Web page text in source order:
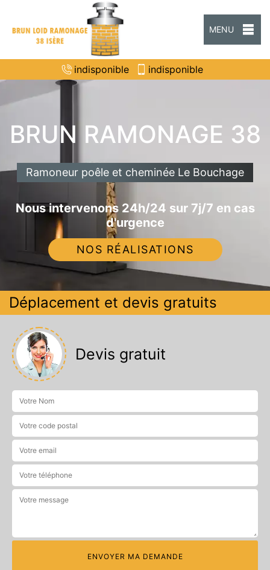
MENU
indisponible indisponible
BRUN RAMONAGE 38
Ramoneur poêle et cheminée Le Bouchage
Nous intervenons 24h/24 sur 7j/7 en cas
d'urgence
NOS RÉALISATIONS
Déplacement et devis gratuits
Devis gratuit